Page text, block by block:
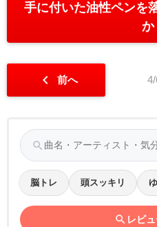
手に付いた油性ペンを
か
chevron_left 前へ
search
脳トレ 頭スッキリ
search レビ